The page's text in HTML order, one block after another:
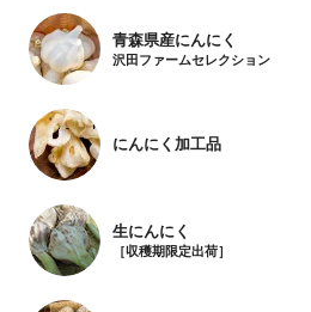
青森県産にんにく
沢田ファームセレクション
にんにく加工品
生にんにく
［収穫期限定出荷］